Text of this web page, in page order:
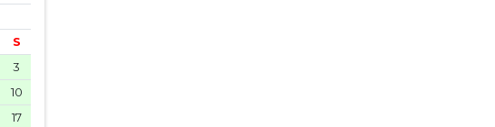
S
3
10
17